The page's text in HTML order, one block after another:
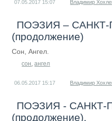
07.05.2017 15:07 Владимир
ПОЭЗИЯ – САНКТ-
(продолжение)
Сон, Ангел.
сон,ангел
06.05.2017 15:17 Владимир
ПОЭЗИЯ - САНКТ-
(продолжение).